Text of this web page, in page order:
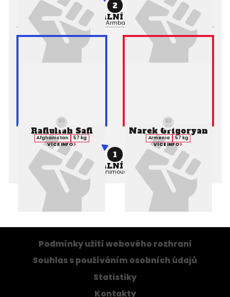
2
PROFESIONÁLNÍ ZÁPAS MMA
Výsledek:Submission (Armbar), 1. kolo 1:33, Rozhodčí:
Rafiullah Safi
Afghanistan
57 kg
VÍCE INFO
1
PROFESIONÁLNÍ ZÁPAS MMA
Výsledek:Decision (Unanimous), 3. kolo 3:00,Rozhodčí:
Narek Grigoryan
Armenia
57 kg
VÍCE INFO
Podmínky užití webového rozhraní
Souhlas s používáním osobních údajů
Statistiky
Kontakty